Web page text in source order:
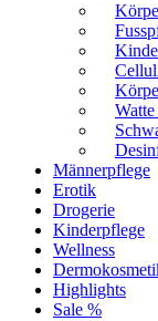
Männerpflege
Erotik
Drogerie
Kinderpflege
Wellness
Highlights
Sale %